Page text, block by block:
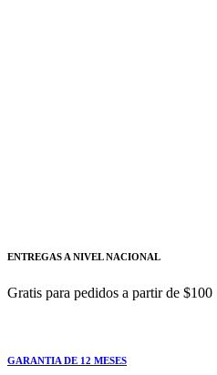
ENTREGAS A NIVEL NACIONAL
Gratis para pedidos a partir de $100
GARANTIA DE 12 MESES